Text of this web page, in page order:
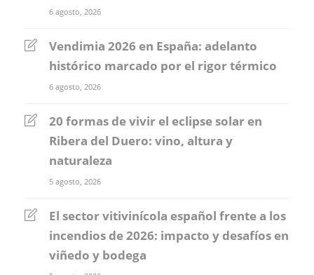
6 agosto, 2026
Vendimia 2026 en España: adelanto
histórico marcado por el rigor térmico
6 agosto, 2026
20 formas de vivir el eclipse solar en
Ribera del Duero: vino, altura y
naturaleza
5 agosto, 2026
El sector vitivinícola español frente a los
incendios de 2026: impacto y desafíos en
viñedo y bodega